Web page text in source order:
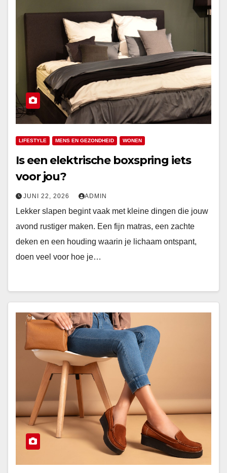
LIFESTYLE MENS EN GEZONDHEID WONEN
Is een elektrische boxspring iets
voor jou?
JUNI 22, 2026 ADMIN
Lekker slapen begint vaak met kleine dingen die jouw
avond rustiger maken. Een fijn matras, een zachte
deken en een houding waarin je lichaam ontspant,
doen veel voor hoe je…